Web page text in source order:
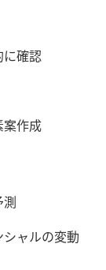
に確認
案作成
ャルの変動